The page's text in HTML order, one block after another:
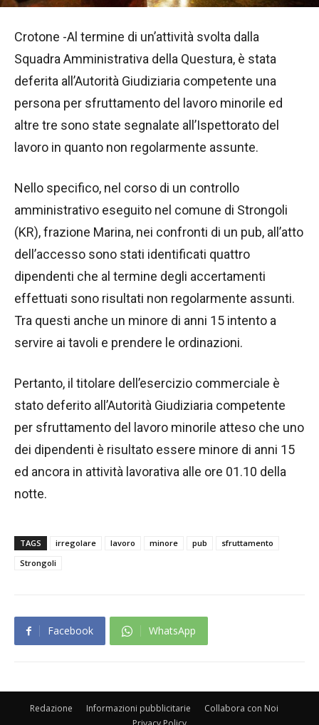
Crotone -Al termine di un’attività svolta dalla
Squadra Amministrativa della Questura, è stata
deferita all’Autorità Giudiziaria competente una
persona per sfruttamento del lavoro minorile ed
altre tre sono state segnalate all’Ispettorato del
lavoro in quanto non regolarmente assunte.
Nello specifico, nel corso di un controllo
amministrativo eseguito nel comune di Strongoli
(KR), frazione Marina, nei confronti di un pub, all’atto
dell’accesso sono stati identificati quattro
dipendenti che al termine degli accertamenti
effettuati sono risultati non regolarmente assunti.
Tra questi anche un minore di anni 15 intento a
servire ai tavoli e prendere le ordinazioni.
Pertanto, il titolare dell’esercizio commerciale è
stato deferito all’Autorità Giudiziaria competente
per sfruttamento del lavoro minorile atteso che uno
dei dipendenti è risultato essere minore di anni 15
ed ancora in attività lavorativa alle ore 01.10 della
notte.
TAGS irregolare lavoro minore pub
sfruttamento
Strongoli
Facebook WhatsApp
Redazione Informazioni pubblicitarie
Collabora con Noi